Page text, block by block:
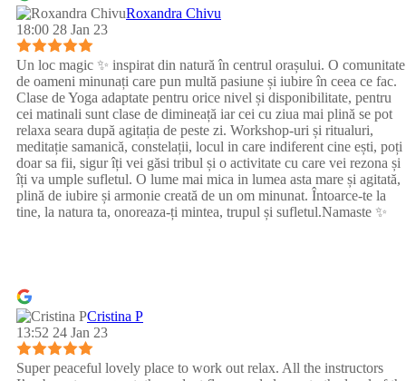
Roxandra Chivu
18:00 28 Jan 23
Un loc magic ✨ inspirat din natură în centrul orașului. O comunitate
de oameni minunați care pun multă pasiune și iubire în ceea ce fac.
Clase de Yoga adaptate pentru orice nivel și disponibilitate, pentru
cei matinali sunt clase de dimineață iar cei cu ziua mai plină se pot
relaxa seara după agitația de peste zi. Workshop-uri și ritualuri,
meditație samanică, constelații, locul in care indiferent cine ești, poți
doar sa fii, sigur îți vei găsi tribul și o activitate cu care vei rezona și
îți va umple sufletul. O lume mai mica in lumea asta mare și agitată,
plină de iubire și armonie creată de un om minunat. Întoarce-te la
tine, la natura ta, onoreaza-ți mintea, trupul și sufletul.Namaste ✨
Cristina P
13:52 24 Jan 23
Super peaceful lovely place to work out relax. All the instructors